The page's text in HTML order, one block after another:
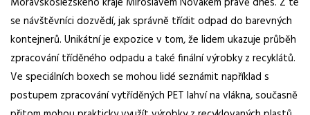
se návštěvníci dozvědí, jak správně třídit odpad do barevných
kontejnerů. Unikátní je expozice v tom, že lidem ukazuje průběh
zpracování tříděného odpadu a také finální výrobky z recyklátů.
Ve speciálních boxech se mohou lidé seznámit například s
postupem zpracování vytříděných PET lahví na vlákna, současně